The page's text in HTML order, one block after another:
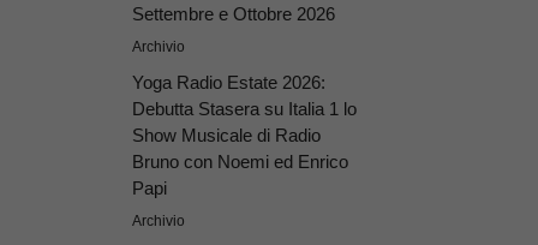
Settembre e Ottobre 2026
Archivio
Yoga Radio Estate 2026:
Debutta Stasera su Italia 1 lo
Show Musicale di Radio
Bruno con Noemi ed Enrico
Papi
Archivio